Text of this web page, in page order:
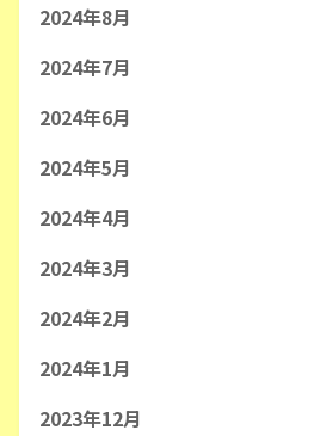
2024年8月
2024年7月
2024年6月
2024年5月
2024年4月
2024年3月
2024年2月
2024年1月
2023年12月